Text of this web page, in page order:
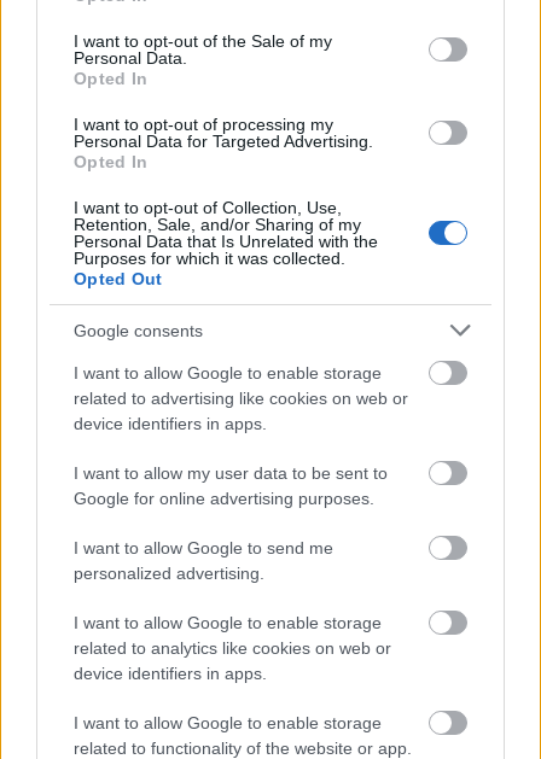
use your data for below specified purposes in below Google
consent section.
I want to opt-out of the Sale of my
Personal Data.
Opted In
I want to opt-out of processing my
Personal Data for Targeted Advertising.
Opted In
I want to opt-out of Collection, Use,
Retention, Sale, and/or Sharing of my
Personal Data that Is Unrelated with the
Purposes for which it was collected.
Opted Out
Google consents
I want to allow Google to enable storage
related to advertising like cookies on web or
device identifiers in apps.
I want to allow my user data to be sent to
Google for online advertising purposes.
I want to allow Google to send me
personalized advertising.
I want to allow Google to enable storage
related to analytics like cookies on web or
device identifiers in apps.
I want to allow Google to enable storage
related to functionality of the website or app.
paksi atomerőmű
felülvizsgálat árnyékában?
Megkezdődött az 5. blokk reaktorépületének alaplemez-
hogy a megváltozott gazdasági és geopolitikai környezetben
milyen feltételek mellett érdemes továbbvinni Magyarország
egyik legnagyobb beruházását.
Elkészült a Liszt Ferenc repülőtér
közműhálózatának fejlesztése
Látlelet a hazai víziközművekről?
Egyetlen, fél évszázados vezetéken
múlt Bicske vízellátása
Mohács a csata ötszázadik
évfordulójára
A tengerfenék alatt négy óriáskábellel
kötik össze Spanyolország és